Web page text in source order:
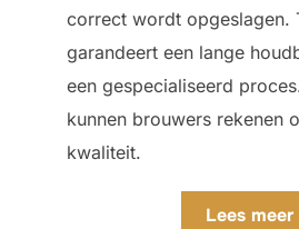
correct wordt opgeslagen.
garandeert een lange
een gespecialiseerd
kunnen brouwers rekenen
kwaliteit.
Lees meer